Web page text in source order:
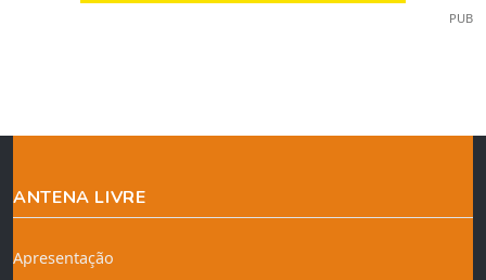
PUB
ANTENA LIVRE
Apresentação